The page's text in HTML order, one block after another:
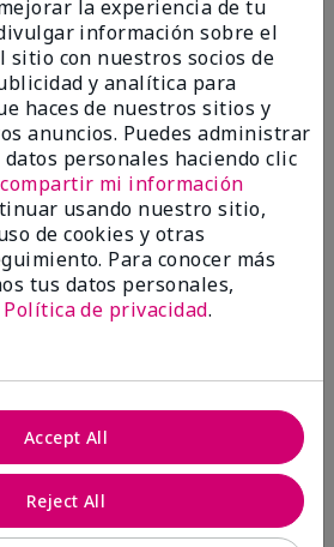
my skin hasn't been as oily.
that my complexion has
of all, my skin doesn't feel dry or
are usually hard to
me to these products!
a un amigo
útil esta
la experiencia de tu
información sobre el
sitio con nuestros socios de
y analítica para
haces de nuestros sitios y
anuncios. Puedes administrar
datos personales haciendo clic
mi información
usando nuestro sitio,
de cookies y otras
Para conocer más
tus datos personales,
Política de privacidad.
Reject All
Accept All